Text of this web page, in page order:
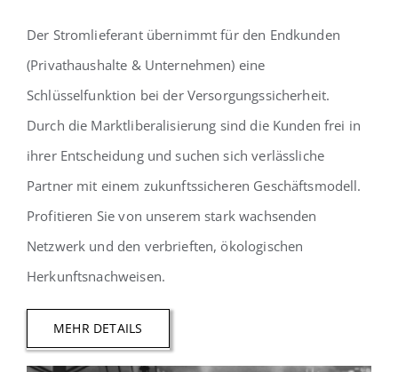
Der Stromlieferant übernimmt für den Endkunden
(Privathaushalte & Unternehmen) eine
Schlüsselfunktion bei der Versorgungssicherheit.
Durch die Marktliberalisierung sind die Kunden frei in
ihrer Entscheidung und suchen sich verlässliche
Partner mit einem zukunftssicheren Geschäftsmodell.
Profitieren Sie von unserem stark wachsenden
Netzwerk und den verbrieften, ökologischen
Herkunftsnachweisen.
MEHR DETAILS